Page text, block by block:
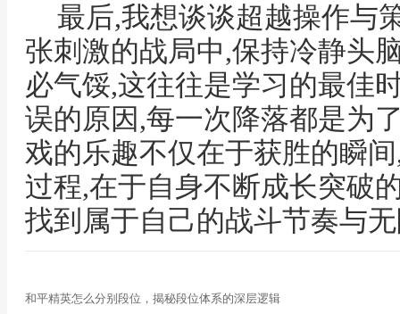
最后,我想谈谈超越操作与
张刺激的战局中,保持冷静头
必气馁,这往往是学习的最佳
误的原因,每一次降落都是为
戏的乐趣不仅在于获胜的瞬
过程,在于自身不断成长突破
找到属于自己的战斗节奏与
和平精英怎么分别段位，揭秘段位体系的深层逻辑